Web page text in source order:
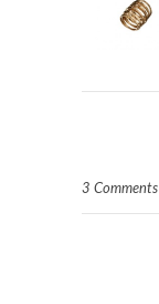
3 Comments